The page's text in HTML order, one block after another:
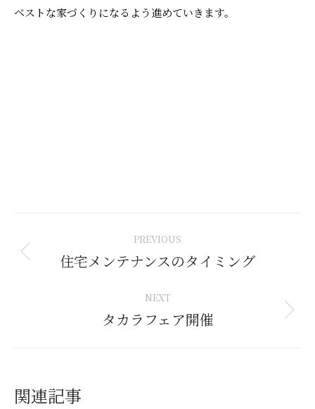
ベストな家づくりになるよう進めていきます。
navigation
PREVIOUS
Previous
住宅メンテナンスのタイミング
NEXT
Next
タカラフェア開催
関連記事